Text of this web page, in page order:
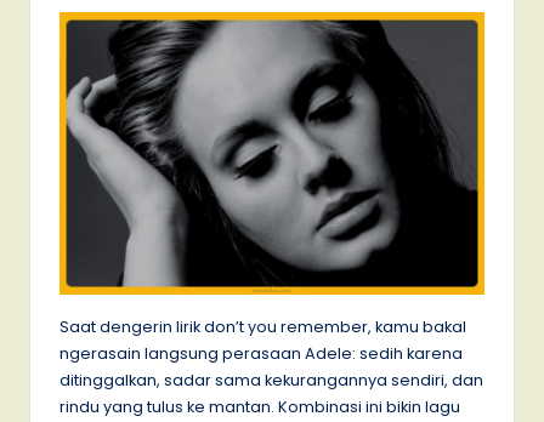
Saat dengerin lirik don’t you remember, kamu bakal
ngerasain langsung perasaan Adele: sedih karena
ditinggalkan, sadar sama kekurangannya sendiri, dan
rindu yang tulus ke mantan. Kombinasi ini bikin lagu